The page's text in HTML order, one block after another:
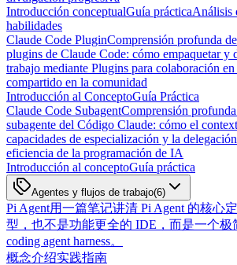
Introducción conceptualGuía prácticaAnálisis
habilidades
Claude Code PluginComprensión profunda
plugins de Claude Code: cómo empaquetar y
trabajo mediante Plugins para colaboración
compartido en la comunidad
Introducción al ConceptoGuía Práctica
Claude Code SubagentComprensión
subagente del Código Claude: cómo el
capacidades de especialización y la
eficiencia de la programación de IA
Introducción al conceptoGuía práctica
Agentes y flujos de trabajo(6)
Pi Agent用一篇笔记讲清 Pi Agent 的核心
型，也不是功能更全的 IDE，而是一个极
coding agent harness。
概念介绍实践指南